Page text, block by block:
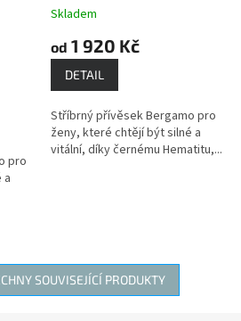
pro
a
ochranu
Skladem
od 1 920 Kč
DETAIL
Stříbrný přívěsek Bergamo pro
ženy, které chtějí být silné a
vitální, díky černému Hematitu,...
SOUVISEJÍCÍ PRODUKTY